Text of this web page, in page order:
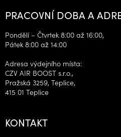
PRACOVNÍ DOBA A
Pondělí – Čtvrtek 8:00 až 16:00,
Pátek 8:00 až 14:00
Adresa výdejního místa:
CZV AIR BOOST s.r.o.,
Pražská 3259, Teplice,
415 01 Teplice
KONTAKT